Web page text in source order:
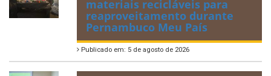
materiais recicláveis para
reaproveitamento durante
Pernambuco Meu País
Publicado em: 5 de agosto de 2026